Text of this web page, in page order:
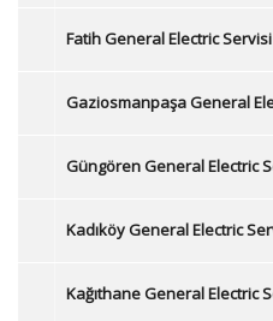
Fatih General Electric Servisi
Gaziosmanpaşa General
Güngören General Electric
Kadıköy General Electric
Kağıthane General Electric